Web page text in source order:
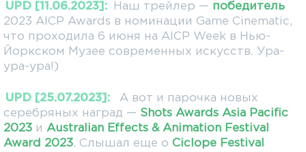
UPD [11.06.2023]: Наш трейлер — победитель
2023 AICP Awards в номинации Game Cinematic,
что проходила 6 июня на AICP Week в Нью-
Йоркском Музее современных искусств. Ура-
ура-ура!)
UPD [25.07.2023]:
А вот и парочка новых
серебряных наград — Shots Awards Asia Pacific
2023 и Australian Effects & Animation Festival
Award 2023. Слышал еще о Ciclope Festival